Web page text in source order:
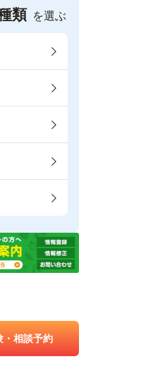
類 を選ぶ
・相談予約